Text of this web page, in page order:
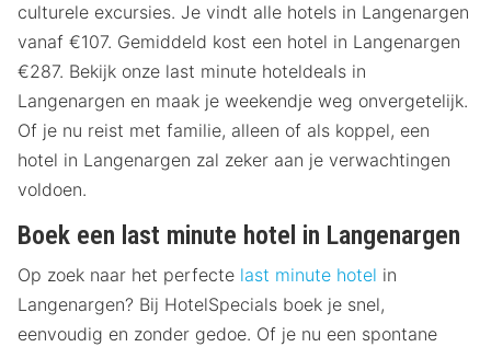
culturele excursies. Je vindt alle hotels in Langenargen
vanaf €107. Gemiddeld kost een hotel in Langenargen
€287. Bekijk onze last minute hoteldeals in
Langenargen en maak je weekendje weg onvergetelijk.
Of je nu reist met familie, alleen of als koppel, een
hotel in Langenargen zal zeker aan je verwachtingen
voldoen.
Boek een last minute hotel in Langenargen
Op zoek naar het perfecte last minute hotel in
Langenargen? Bij HotelSpecials boek je snel,
eenvoudig en zonder gedoe. Of je nu een spontane